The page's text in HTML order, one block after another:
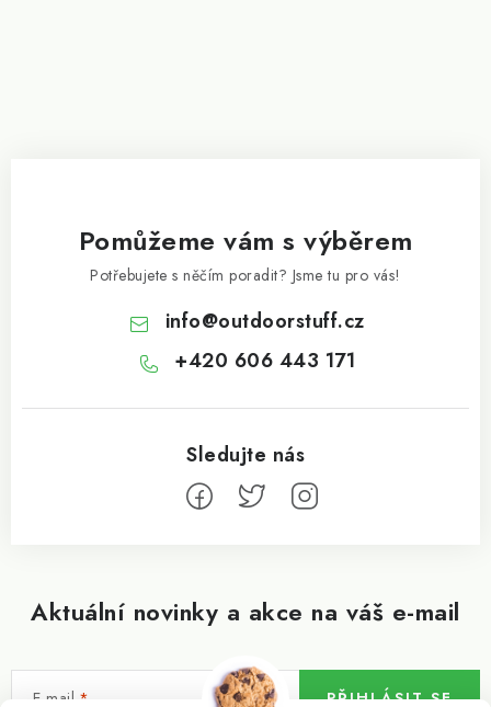
Aktuální novinky a akce na váš e-mail
E-mail PŘIHLÁSIT SE
Pomůžeme vám s výběrem
Potřebujete s něčím poradit? Jsme tu pro vás!
info@outdoorstuff.cz
+420 606 443 171